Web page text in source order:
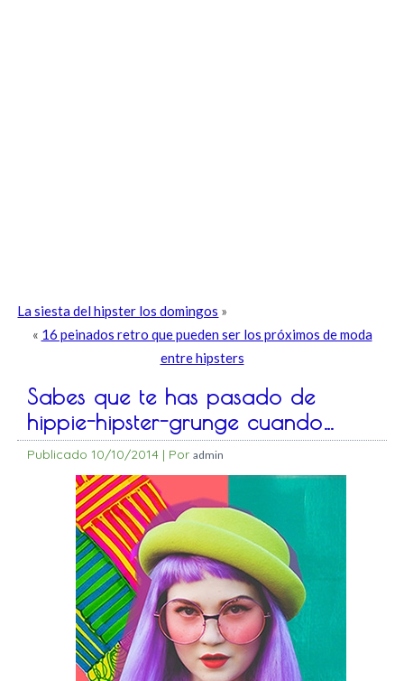
La siesta del hipster los domingos »
« 16 peinados retro que pueden ser los próximos de moda
entre hipsters
Sabes que te has pasado de
hippie-hipster-grunge cuando…
Publicado 10/10/2014 | Por admin